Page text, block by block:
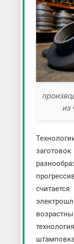
из